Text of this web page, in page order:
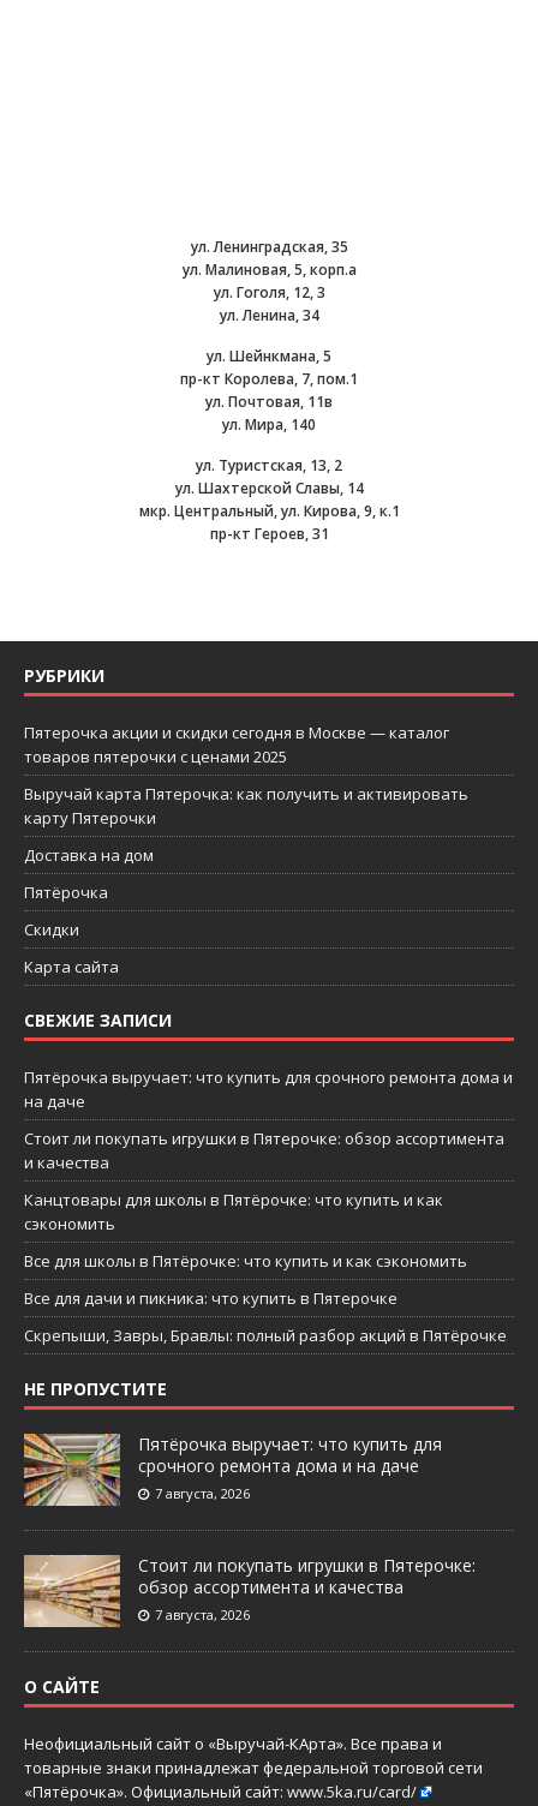
ул. Ленинградская, 35
ул. Малиновая, 5, корп.а
ул. Гоголя, 12, 3
ул. Ленина, 34
ул. Шейнкмана, 5
пр-кт Королева, 7, пом.1
ул. Почтовая, 11в
ул. Мира, 140
ул. Туристская, 13, 2
ул. Шахтерской Славы, 14
мкр. Центральный, ул. Кирова, 9, к.1
пр-кт Героев, 31
РУБРИКИ
Пятерочка акции и скидки сегодня в Москве — каталог
товаров пятерочки с ценами 2025
Выручай карта Пятерочка: как получить и активировать
карту Пятерочки
Доставка на дом
Пятёрочка
Скидки
Карта сайта
СВЕЖИЕ ЗАПИСИ
Пятёрочка выручает: что купить для срочного ремонта дома и
на даче
Стоит ли покупать игрушки в Пятерочке: обзор ассортимента
и качества
Канцтовары для школы в Пятёрочке: что купить и как
сэкономить
Все для школы в Пятёрочке: что купить и как сэкономить
Все для дачи и пикника: что купить в Пятерочке
Скрепыши, Завры, Бравлы: полный разбор акций в Пятёрочке
НЕ ПРОПУСТИТЕ
Пятёрочка выручает: что купить для
срочного ремонта дома и на даче
7 августа, 2026
Стоит ли покупать игрушки в Пятерочке:
обзор ассортимента и качества
7 августа, 2026
О САЙТЕ
Неофициальный сайт о «Выручай-КАрта». Все права и
товарные знаки принадлежат федеральной торговой сети
«Пятёрочка». Официальный сайт: www.5ka.ru/card/